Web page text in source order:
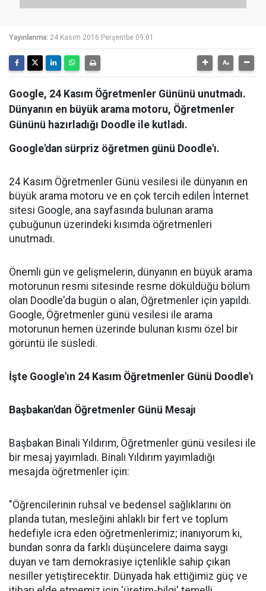
Yayınlanma: 24 Kasım 2016 Perşembe 09:01
Google, 24 Kasım Öğretmenler Gününü unutmadı.
Dünyanın en büyük arama motoru, Öğretmenler
Gününü hazırladığı Doodle ile kutladı.
Google'dan sürpriz öğretmen günü Doodle'ı.
24 Kasım Öğretmenler Günü vesilesi ile dünyanın en
büyük arama motoru ve en çok tercih edilen İnternet
sitesi Google, ana sayfasında bulunan arama
çubuğunun üzerindeki kısımda öğretmenleri
unutmadı.
Önemli gün ve gelişmelerin, dünyanın en büyük arama
motorunun resmi sitesinde resme döküldüğü bölüm
olan Doodle'da bugün o alan, Öğretmenler için yapıldı.
Google, Öğretmenler günü vesilesi ile arama
motorunun hemen üzerinde bulunan kısmı özel bir
görüntü ile süsledi.
İşte Google'ın 24 Kasım Öğretmenler Günü Doodle'ı
Başbakan'dan Öğretmenler Günü Mesajı
Başbakan Binali Yıldırım, Öğretmenler günü vesilesi ile
bir mesaj yayımladı. Binali Yıldırım yayımladığı
mesajda öğretmenler için:
"Öğrencilerinin ruhsal ve bedensel sağlıklarını ön
planda tutan, mesleğini ahlaklı bir fert ve toplum
hedefiyle icra eden öğretmenlerimiz; inanıyorum ki,
bundan sonra da farklı düşüncelere daima saygı
duyan ve tam demokrasiye içtenlikle sahip çıkan
nesiller yetiştirecektir. Dünyada hak ettiğimiz güç ve